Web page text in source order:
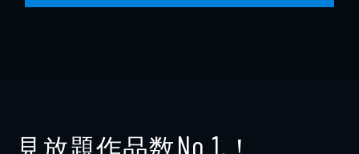
見放題作品数No.1 ！